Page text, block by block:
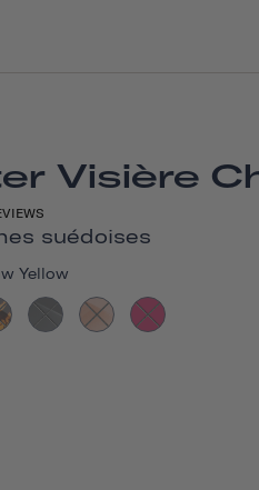
Visière
suédoises
Yellow